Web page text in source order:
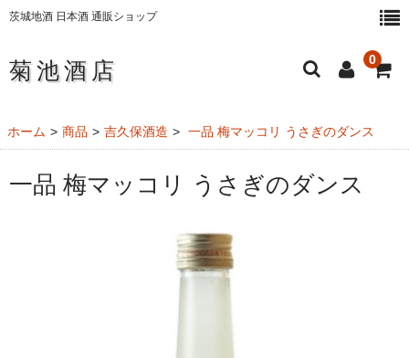
茨城地酒 日本酒 通販ショップ
菊池酒店 0
ホーム
ホーム 商品 吉久保酒造 一品 梅マッコリ うさぎのダンス
一品 梅マッコリ うさぎのダンス